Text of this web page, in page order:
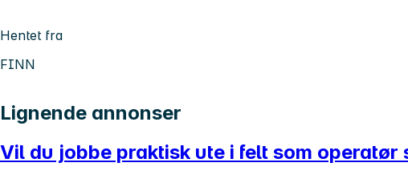
Hentet fra
FINN
Lignende annonser
Vil du jobbe praktisk ute i felt som